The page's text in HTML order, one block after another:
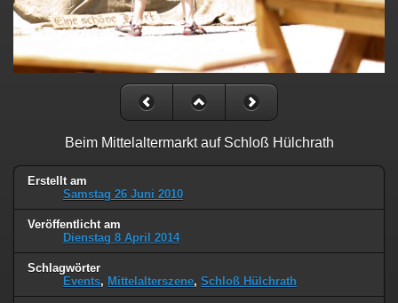
Beim Mittelaltermarkt auf Schloß Hülchrath
Erstellt am
Samstag 26 Juni 2010
Veröffentlicht am
Dienstag 8 April 2014
Schlagwörter
Events, Mittelalterszene, Schloß Hülchrath